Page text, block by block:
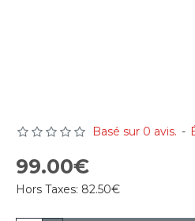
Basé sur 0 avis. -
99.00€
Hors Taxes: 82.50€